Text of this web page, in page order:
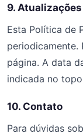
9.
Esta Política de
periodicamente.
página. A data
indicada no
10. Contato
Para dúvidas